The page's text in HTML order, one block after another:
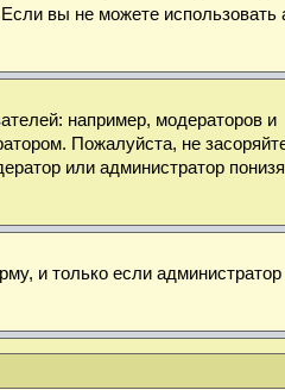
вы не можете использовать
например, модераторов и
Пожалуйста, не
или администратор
и только если